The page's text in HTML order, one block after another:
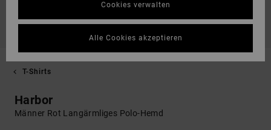
T-Shirts
Harbor
Männer Rot Langärmliges Polo-Hemd
Cookies verwalten
Alle Cookies akzeptieren